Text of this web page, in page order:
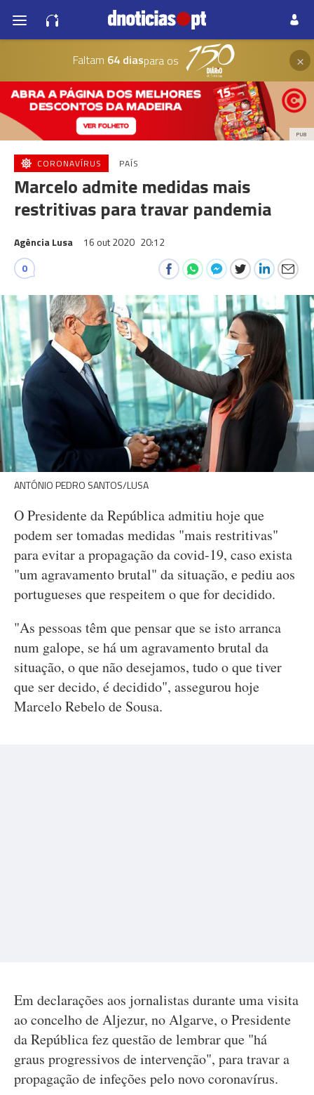
Faltam 64 diaspara os ×
PUB
CORONAVÍRUS PAÍS
Marcelo admite medidas mais
restritivas para travar pandemia
Agência Lusa 16 out 2020 20:12
0
ANTÓNIO PEDRO SANTOS/LUSA
O Presidente da República admitiu hoje que
podem ser tomadas medidas "mais restritivas"
para evitar a propagação da covid-19, caso exista
"um agravamento brutal" da situação, e pediu aos
portugueses que respeitem o que for decidido.
"As pessoas têm que pensar que se isto arranca
num galope, se há um agravamento brutal da
situação, o que não desejamos, tudo o que tiver
que ser decido, é decidido", assegurou hoje
Marcelo Rebelo de Sousa.
Em declarações aos jornalistas durante uma visita
ao concelho de Aljezur, no Algarve, o Presidente
da República fez questão de lembrar que "há
graus progressivos de intervenção", para travar a
propagação de infeções pelo novo coronavírus.